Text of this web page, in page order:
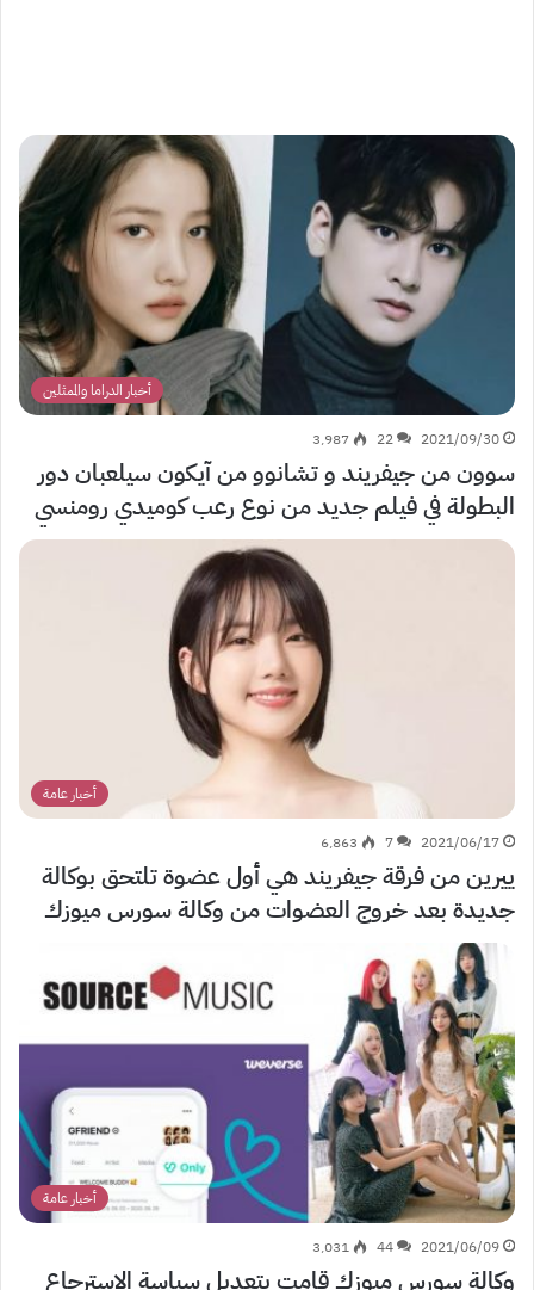
أخبار الدراما والممثلين
2021/09/30
22 3٬987
سوون من جيفريند و تشانوو من آيكون سيلعبان دور
البطولة في فيلم جديد من نوع رعب كوميدي رومنسي
أخبار عامة
2021/06/17
7 6٬863
ييرين من فرقة جيفريند هي أول عضوة تلتحق بوكالة
جديدة بعد خروج العضوات من وكالة سورس ميوزك
أخبار عامة
2021/06/09
44 3٬031
وكالة سورس ميوزك قامت بتعديل سياسة الاسترجاع